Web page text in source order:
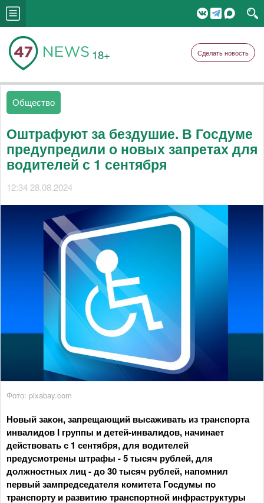
18+ Сделать новость
Общество
Оштрафуют за бездушие. В Госдуме
предупредили о новых запретах для
водителей с 1 сентября
12:34 28.08.2024
Фото: pixabay.com
Новый закон, запрещающий высаживать из транспорта
инвалидов I группы и детей-инвалидов, начинает
действовать с 1 сентября, для водителей
предусмотрены штрафы - 5 тысяч рублей, для
должностных лиц - до 30 тысяч рублей, напомнил
первый зампредседателя комитета Госдумы по
транспорту и развитию транспортной инфраструктуры